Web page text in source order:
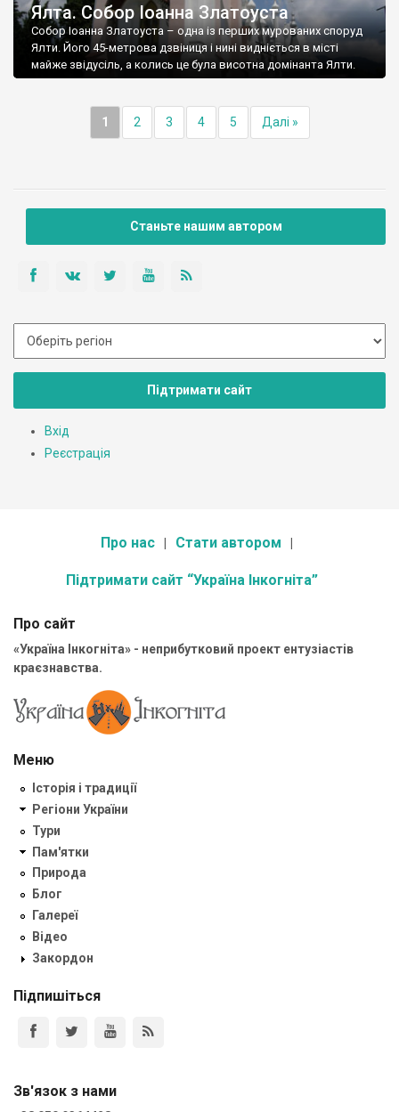
Ялта. Собор Іоанна Златоуста
Собор Іоанна Златоуста – одна із перших мурованих споруд
Ялти. Його 45-метрова дзвіниця і нині видніється в місті
майже звідусіль, а колись це була висотна домінанта Ялти.
1 2 3 4 5 Далі »
Станьте нашим автором
Підтримати сайт
Вхід
Реєстрація
Про нас Стати автором
Підтримати сайт “Україна Інкогніта”
Про сайт
«Україна Інкогніта» - неприбутковий проект ентузіастів
краєзнавства.
Меню
Історія і традиції
Регіони України
Тури
Пам'ятки
Природа
Блог
Галереї
Відео
Закордон
Підпишіться
Зв'язок з нами